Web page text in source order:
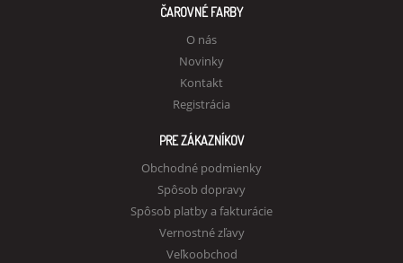
ČAROVNÉ FARBY
O nás
Novinky
Kontakt
Registrácia
PRE ZÁKAZNÍKOV
Obchodné podmienky
Spôsob dopravy
Spôsob platby a fakturácie
Vernostné zľavy
Veľkoobchod